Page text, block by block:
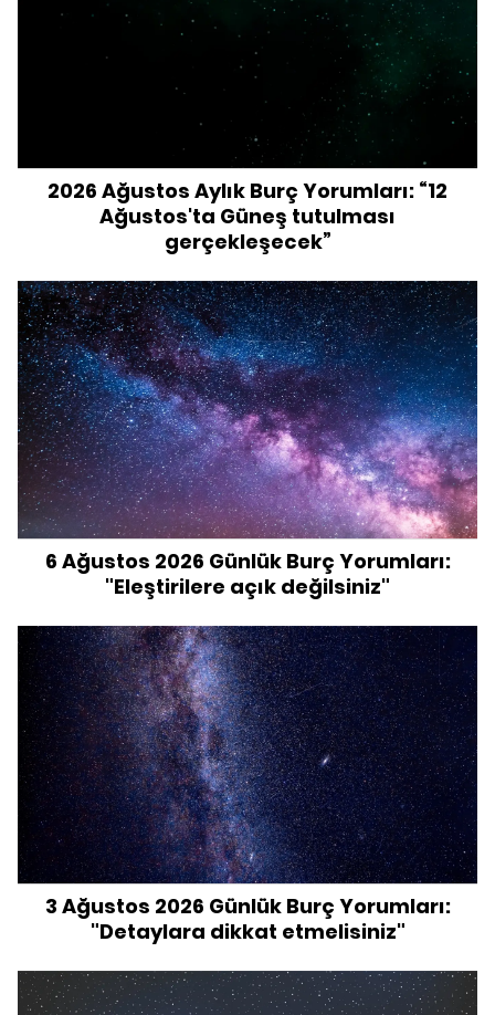
2026 Ağustos Aylık Burç Yorumları: “12
Ağustos'ta Güneş tutulması
gerçekleşecek”
6 Ağustos 2026 Günlük Burç Yorumları:
"Eleştirilere açık değilsiniz"
3 Ağustos 2026 Günlük Burç Yorumları:
"Detaylara dikkat etmelisiniz"